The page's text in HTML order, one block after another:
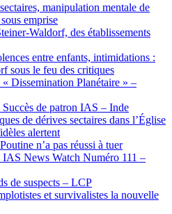
manipulation mentale de
emprise
Waldorf, des établissements
entre enfants, intimidations :
sous le feu des critiques
Dissemination Planétaire » –
de patron IAS – Inde
de dérives sectaires dans l’Église
alertent
n’a pas réussi à tuer
News Watch Numéro 111 –
de suspects – LCP
et survivalistes la nouvelle